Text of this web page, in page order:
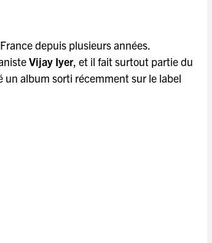
depuis plusieurs années.
Vijay Iyer, et il fait surtout partie du
un album sorti récemment sur le label